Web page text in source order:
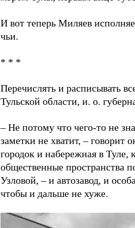
И вот теперь Миляев
чьи.
* * *
Перечислять и расписывать
Тульской области, и. о.
– Не потому что чего-то не
заметки не хватит, –
городок и набережная в
общественные пространства
Узловой, – и автозавод, и
чтобы и дальше не хуже.